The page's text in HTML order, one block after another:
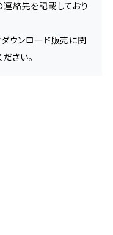
連絡先を記載しており
ウンロード販売に関
さい。